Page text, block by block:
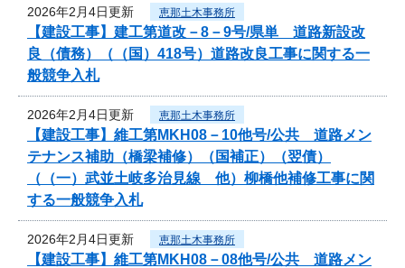
2026年2月4日更新 恵那土木事務所
【建設工事】建工第道改－8－9号/県単 道路新設改
良（債務）（（国）418号）道路改良工事に関する一
般競争入札
2026年2月4日更新 恵那土木事務所
【建設工事】維工第MKH08－10他号/公共 道路メン
テナンス補助（橋梁補修）（国補正）（翌債）
（（一）武並土岐多治見線 他）柳橋他補修工事に関
する一般競争入札
2026年2月4日更新 恵那土木事務所
【建設工事】維工第MKH08－08他号/公共 道路メン